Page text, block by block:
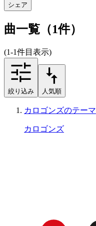
シェア
曲一覧（1件）
(1-1件目表示)
絞り込み 人気順
カロゴンズのテーマ
カロゴンズ